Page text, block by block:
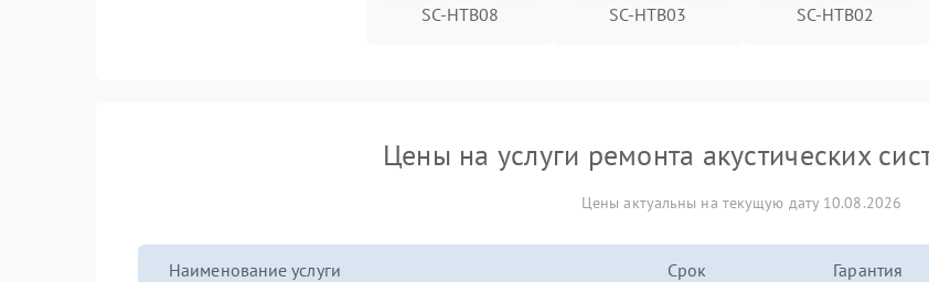
SC-HTB08
SC-HTB03
SC-HTB02
Цены на услуги ремонта акустических
Цены актуальны на текущую дату 10.08.2026
Наименование услуги Срок Гарантия